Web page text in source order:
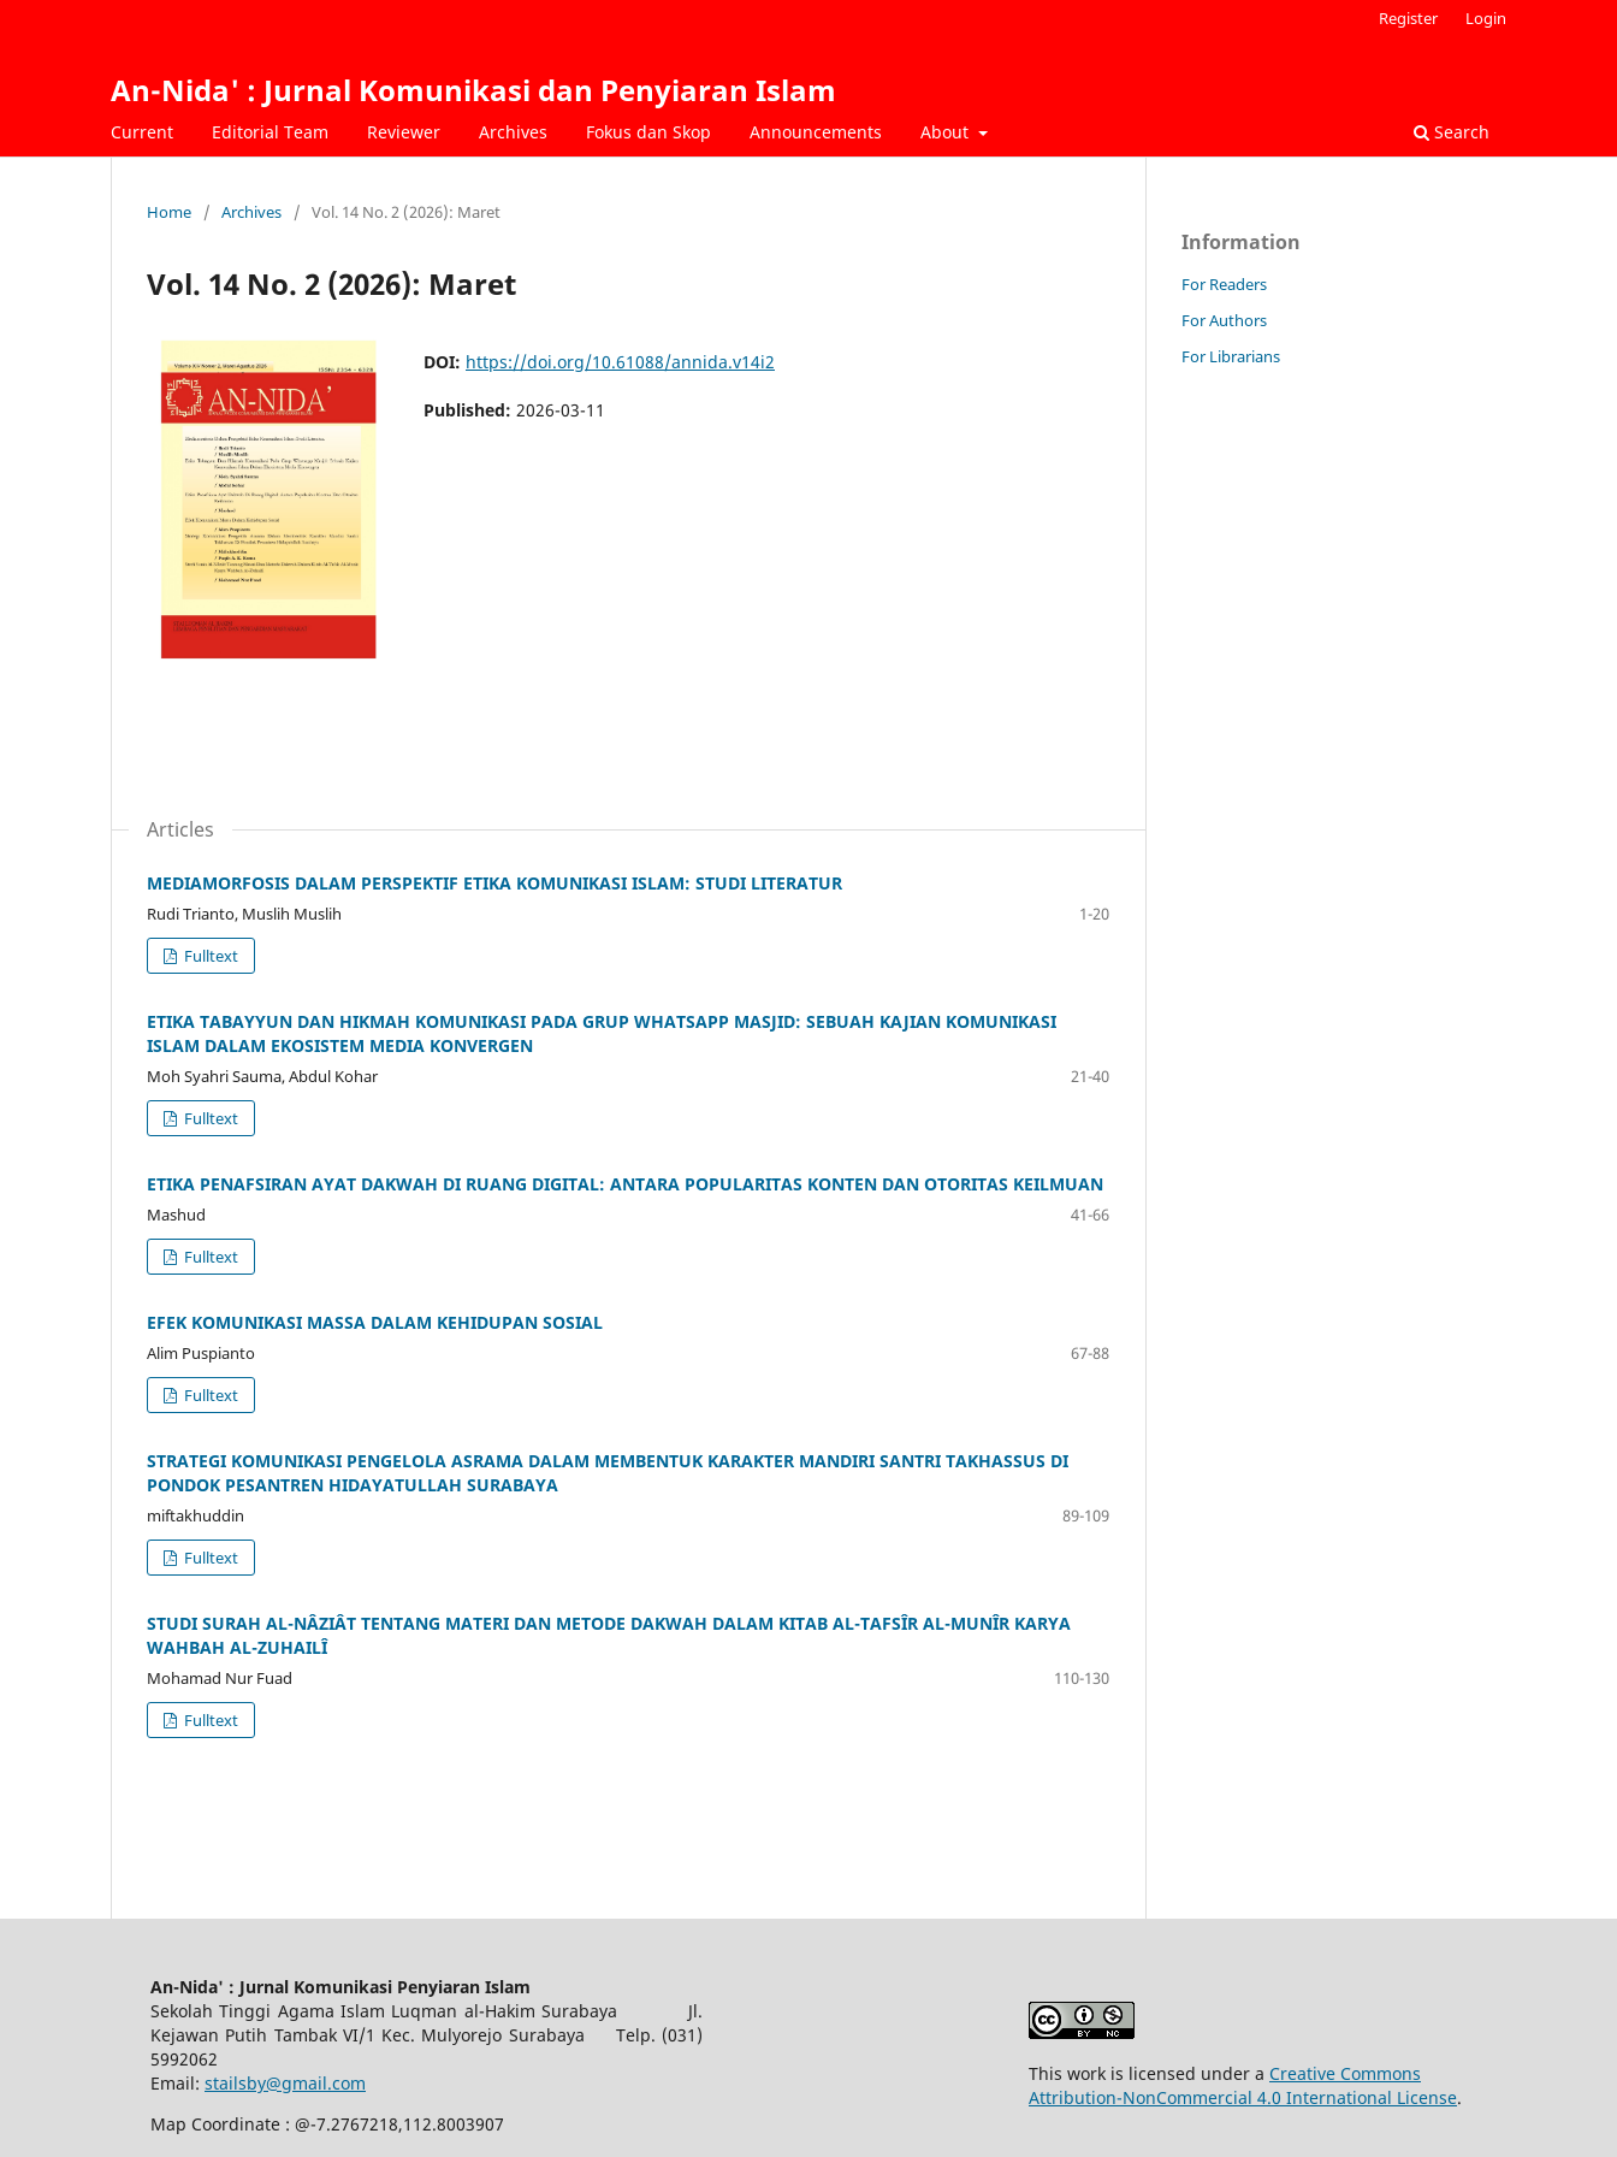
An-Nida' : Jurnal Komunikasi dan Penyiaran Islam
Current Editorial Team Reviewer Archives Fokus dan Skop Announcements About Search
Register Login
Home / Archives / Vol. 14 No. 2 (2026): Maret
Vol. 14 No. 2 (2026): Maret
DOI: https://doi.org/10.61088/annida.v14i2
Published: 2026-03-11
Articles
MEDIAMORFOSIS DALAM PERSPEKTIF ETIKA KOMUNIKASI ISLAM: STUDI LITERATUR
Rudi Trianto, Muslih Muslih
1-20
Fulltext
ETIKA TABAYYUN DAN HIKMAH KOMUNIKASI PADA GRUP WHATSAPP MASJID: SEBUAH KAJIAN KOMUNIKASI
ISLAM DALAM EKOSISTEM MEDIA KONVERGEN
Moh Syahri Sauma, Abdul Kohar
21-40
Fulltext
ETIKA PENAFSIRAN AYAT DAKWAH DI RUANG DIGITAL: ANTARA POPULARITAS KONTEN DAN OTORITAS KEILMUAN
Mashud
41-66
Fulltext
EFEK KOMUNIKASI MASSA DALAM KEHIDUPAN SOSIAL
Alim Puspianto
67-88
Fulltext
STRATEGI KOMUNIKASI PENGELOLA ASRAMA DALAM MEMBENTUK KARAKTER MANDIRI SANTRI TAKHASSUS DI
PONDOK PESANTREN HIDAYATULLAH SURABAYA
miftakhuddin
89-109
Fulltext
STUDI SURAH AL-NÂZIÂT TENTANG MATERI DAN METODE DAKWAH DALAM KITAB AL-TAFSÎR AL-MUNÎR KARYA
WAHBAH AL-ZUHAILÎ
Mohamad Nur Fuad
110-130
Fulltext
Information
For Readers
For Authors
For Librarians
An-Nida' : Jurnal Komunikasi Penyiaran Islam
Sekolah Tinggi Agama Islam Luqman al-Hakim Surabaya Jl.
Kejawan Putih Tambak VI/1 Kec. Mulyorejo Surabaya Telp. (031)
5992062
Email: stailsby@gmail.com
Map Coordinate : @-7.2767218,112.8003907
This work is licensed under a Creative Commons
Attribution-NonCommercial 4.0 International License.